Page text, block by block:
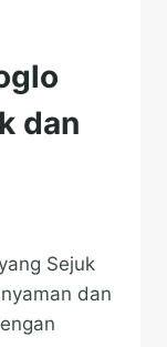
dan
Sejuk
dan